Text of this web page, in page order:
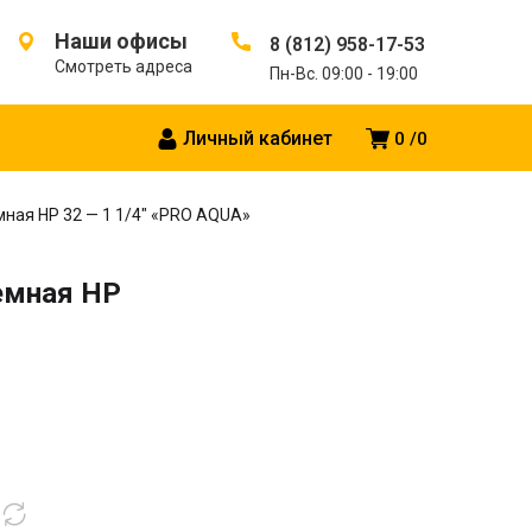
Наши офисы
Смотреть адреса
8 (812) 958-17-53
Пн-Вс. 09:00 - 19:00
0 0
Личный кабинет
HP 32 — 1 1/4″ «PRO AQUA»
HP